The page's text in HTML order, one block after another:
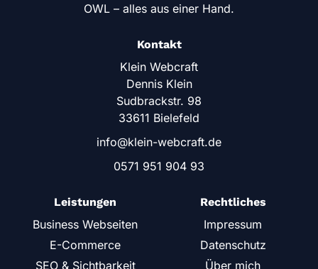
OWL – alles aus einer Hand.
Kontakt
Klein Webcraft
Dennis Klein
Sudbrackstr. 98
33611 Bielefeld
info@klein-webcraft.de
0571 951 904 93
Leistungen
Business Webseiten
E-Commerce
SEO & Sichtbarkeit
Rechtliches
Impressum
Datenschutz
Über mich